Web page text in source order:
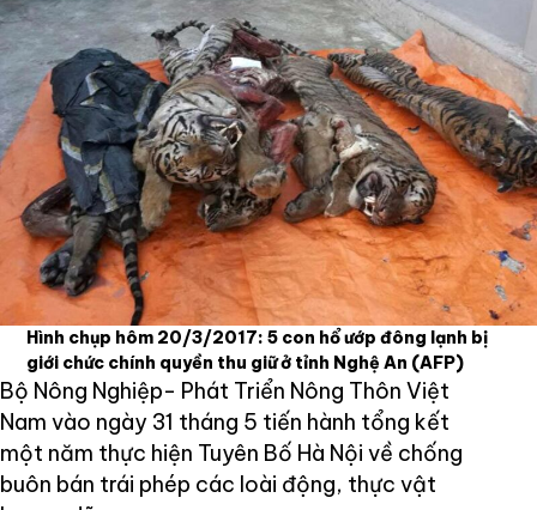
Hình chụp hôm 20/3/2017: 5 con hổ ướp đông lạnh bị
giới chức chính quyền thu giữ ở tỉnh Nghệ An (AFP)
Bộ Nông Nghiệp- Phát Triển Nông Thôn Việt
Nam vào ngày 31 tháng 5 tiến hành tổng kết
một năm thực hiện Tuyên Bố Hà Nội về chống
buôn bán trái phép các loài động, thực vật